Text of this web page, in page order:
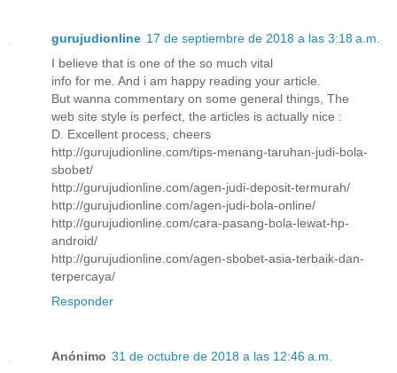
gurujudionline 17 de septiembre de 2018 a las 3:18 a.m.
I believe that is one of the so much vital
info for me. And i am happy reading your article.
But wanna commentary on some general things, The
web site style is perfect, the articles is actually nice :
D. Excellent process, cheers
http://gurujudionline.com/tips-menang-taruhan-judi-bola-
sbobet/
http://gurujudionline.com/agen-judi-deposit-termurah/
http://gurujudionline.com/agen-judi-bola-online/
http://gurujudionline.com/cara-pasang-bola-lewat-hp-
android/
http://gurujudionline.com/agen-sbobet-asia-terbaik-dan-
terpercaya/
Responder
Anónimo 31 de octubre de 2018 a las 12:46 a.m.